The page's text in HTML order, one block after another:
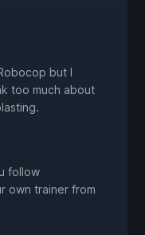
but I
too much about
follow
own trainer from